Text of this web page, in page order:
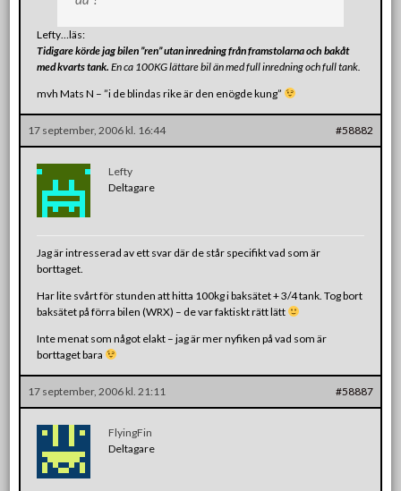
Lefty…läs:
Tidigare körde jag bilen ”ren” utan inredning från framstolarna och bakåt
med kvarts tank. En ca 100KG lättare bil än med full inredning och full tank.
mvh Mats N – ”i de blindas rike är den enögde kung”
17 september, 2006 kl. 16:44 #58882
Lefty
Deltagare
Jag är intresserad av ett svar där de står specifikt vad som är
borttaget.
Har lite svårt för stunden att hitta 100kg i baksätet + 3/4 tank. Tog bort
baksätet på förra bilen (WRX) – de var faktiskt rätt lätt
Inte menat som något elakt – jag är mer nyfiken på vad som är
borttaget bara
17 september, 2006 kl. 21:11 #58887
FlyingFin
Deltagare